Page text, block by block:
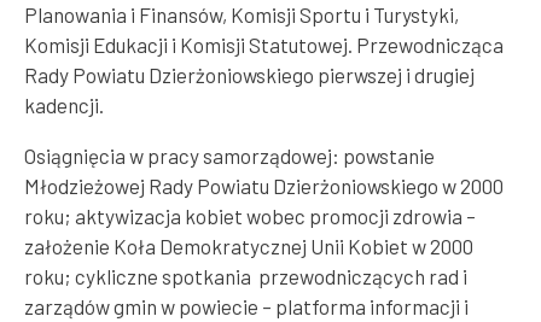
Planowania i Finansów, Komisji Sportu i Turystyki,
Komisji Edukacji i Komisji Statutowej. Przewodnicząca
Rady Powiatu Dzierżoniowskiego pierwszej i drugiej
kadencji.
Osiągnięcia w pracy samorządowej: powstanie
Młodzieżowej Rady Powiatu Dzierżoniowskiego w 2000
roku; aktywizacja kobiet wobec promocji zdrowia –
założenie Koła Demokratycznej Unii Kobiet w 2000
roku; cykliczne spotkania przewodniczących rad i
zarządów gmin w powiecie – platforma informacji i